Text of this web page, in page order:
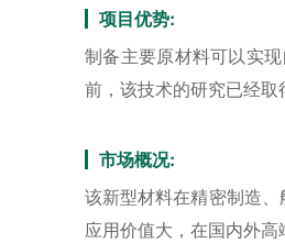
项目优势:
制备主要原材料可以实
前，该技术的研究已经取
市场概况:
该新型材料在精密制造
应用价值大，在国内外高